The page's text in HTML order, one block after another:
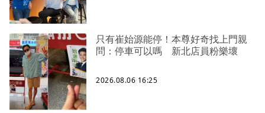
只有崔始源能停！本尊好奇找上門親
問：停車可以嗎 新北店員粉樂壞
2026.08.06 16:25